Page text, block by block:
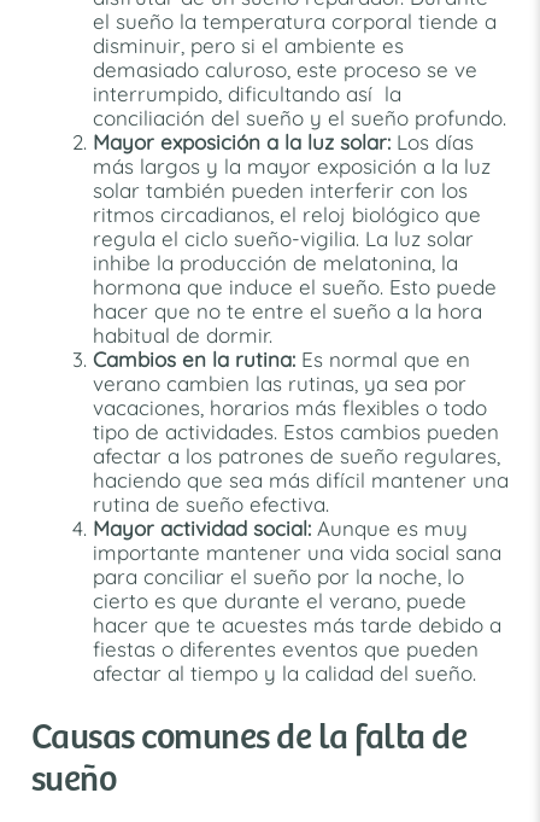
el sueño la temperatura corporal tiende a
disminuir, pero si el ambiente es
demasiado caluroso, este proceso se ve
interrumpido, dificultando así la
conciliación del sueño y el sueño profundo.
Mayor exposición a la luz solar:Los días
más largos y la mayor exposición a la luz
solar también pueden interferir con los
ritmos circadianos, el reloj biológico que
regula el ciclo sueño-vigilia. La luz solar
inhibe la producción de melatonina, la
hormona que induce el sueño. Esto puede
hacer que no te entre el sueño a la hora
habitual de dormir.
Cambios en la rutina:Es normal que en
verano cambien las rutinas, ya sea por
vacaciones, horarios más flexibles o todo
tipo de actividades. Estos cambios pueden
afectar a los patrones de sueño regulares,
haciendo que sea más difícil mantener una
rutina de sueño efectiva.
Mayor actividad social:Aunque es muy
importante mantener una vida social sana
para conciliar el sueño por la noche, lo
cierto es que durante el verano, puede
hacer que te acuestes más tarde debido a
fiestas o diferentes eventos que pueden
afectar al tiempo y la calidad del sueño.
Causas comunes de la falta de
sueño